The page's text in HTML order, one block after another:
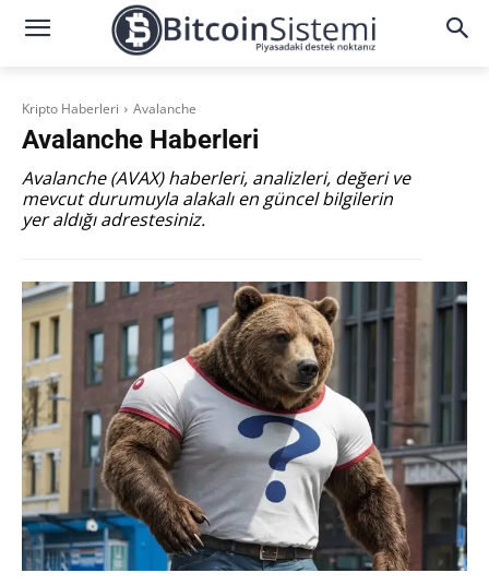
Kripto Haberleri Avalanche
Avalanche Haberleri
Avalanche (AVAX) haberleri, analizleri, değeri ve
mevcut durumuyla alakalı en güncel bilgilerin
yer aldığı adrestesiniz.